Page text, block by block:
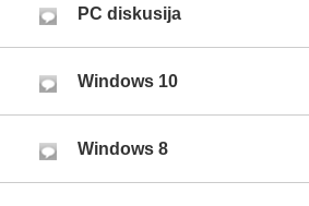
PC diskusija
Windows 10
Windows 8